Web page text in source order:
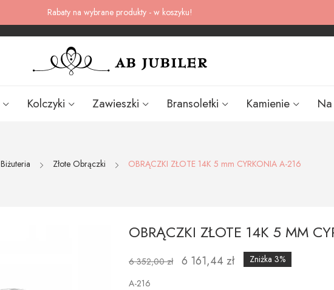
Rabaty na wybrane produkty - w koszyku!
Kolczyki Zawieszki Bransoletki Kamienie
Biżuteria Złote Obrączki OBRĄCZKI ZŁOTE 14K 5 mm CYRKONIA A-216
OBRĄCZKI ZŁOTE 14K 5 MM
6 352,00 zł 6 161,44 zł
Zniżka 3%
A-216